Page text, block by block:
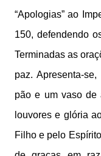
“Apologias” ao
150, defendendo
Terminadas as
paz. Apresenta-
pão e um vaso de
louvores e glória
Filho e pelo